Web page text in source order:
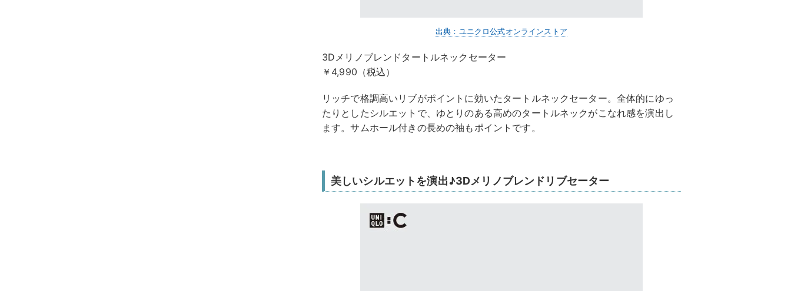
出典：ユニクロ公式オンラインストア
3Dメリノブレンドタートルネックセーター
￥4,990（税込）
リッチで格調高いリブがポイントに効いたタートルネックセーター。全体的にゆっ
たりとしたシルエットで、ゆとりのある高めのタートルネックがこなれ感を演出し
ます。サムホール付きの長めの袖もポイントです。
美しいシルエットを演出♪3Dメリノブレンドリブセーター